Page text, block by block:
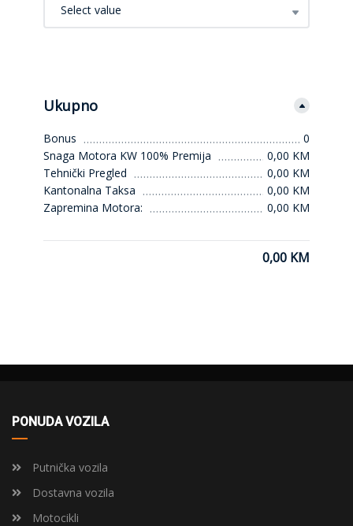
Select value
Ukupno
Bonus
0
Snaga Motora KW 100% Premija
0,00 KM
Tehnički Pregled
0,00 KM
Kantonalna Taksa
0,00 KM
Zapremina Motora:
0,00 KM
0,00 KM
PONUDA VOZILA
Putnička vozila
Dostavna vozila
Motocikli